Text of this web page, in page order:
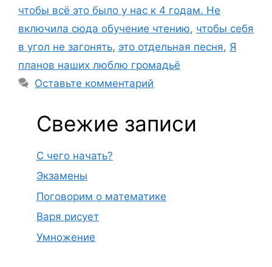
чтобы всё это было у нас к 4 годам. Не
включила сюда обучение чтению, чтобы себя
в угол не загонять, это отдельная песня, Я
планов наших люблю громадьё
Оставьте комментарий
Свежие записи
С чего начать?
Экзамены
Поговорим о математике
Варя рисует
Умножение